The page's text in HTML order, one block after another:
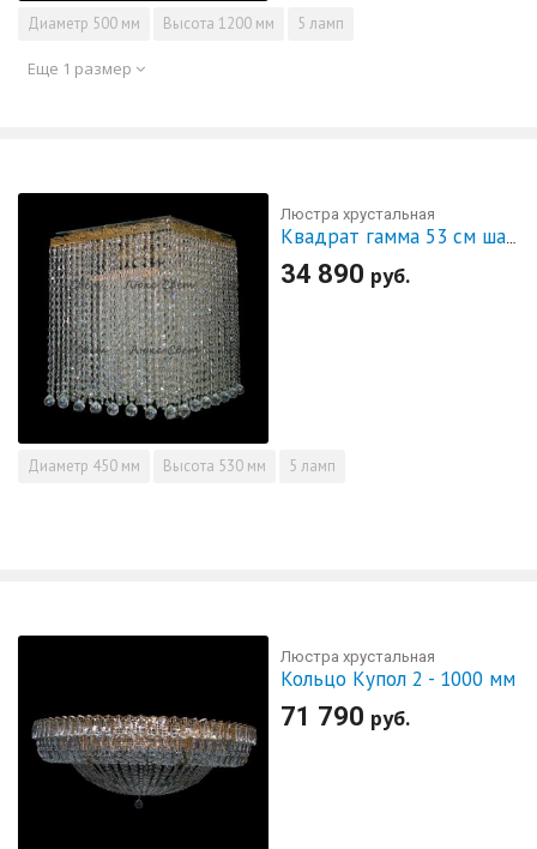
Диаметр 500 мм Высота 1200 мм 5 ламп
Еще 1 размер
Люстра хрустальная
Квадрат гамма 53 см шар 30 мм
34 890 руб.
Диаметр 450 мм Высота 530 мм 5 ламп
Люстра хрустальная
Кольцо Купол 2 - 1000 мм
71 790 руб.